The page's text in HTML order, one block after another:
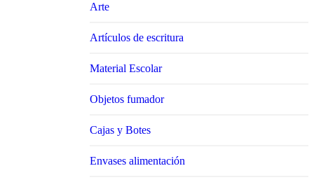
Arte
Artículos de escritura
Material Escolar
Objetos fumador
Cajas y Botes
Envases alimentación